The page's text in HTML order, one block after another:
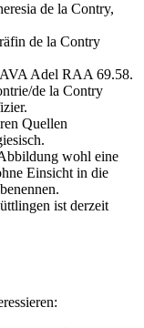
de la Contry,
de la Contry
Adel RAA 69.58.
de la Contry
Quellen
wohl eine
Einsicht in die
ist derzeit